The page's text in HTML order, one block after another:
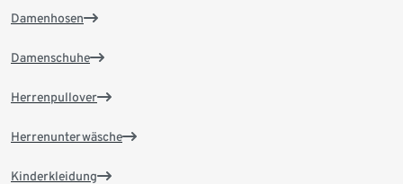
Damenhosen
Damenschuhe
Herrenpullover
Herrenunterwäsche
Kinderkleidung